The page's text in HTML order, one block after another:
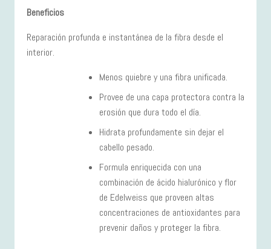
Beneficios
Reparación profunda e instantánea de la fibra desde el
interior.
Menos quiebre y una fibra unificada.
Provee de una capa protectora contra la
erosión que dura todo el día.
Hidrata profundamente sin dejar el
cabello pesado.
Formula enriquecida con una
combinación de ácido hialurónico y flor
de Edelweiss que proveen altas
concentraciones de antioxidantes para
prevenir daños y proteger la fibra.